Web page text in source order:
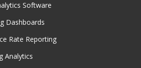
Software
Dashboards
Rate Reporting
Analytics